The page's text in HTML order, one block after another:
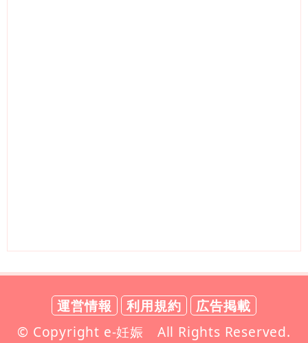
運営情報 利用規約
広告掲載
© Copyright e-妊娠 All Rights Reserved.